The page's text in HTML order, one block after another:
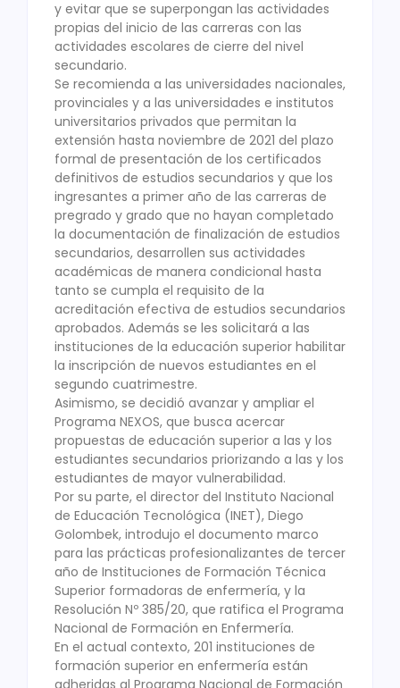
y evitar que se superpongan las actividades
propias del inicio de las carreras con las
actividades escolares de cierre del nivel
secundario.
Se recomienda a las universidades nacionales,
provinciales y a las universidades e institutos
universitarios privados que permitan la
extensión hasta noviembre de 2021 del plazo
formal de presentación de los certificados
definitivos de estudios secundarios y que los
ingresantes a primer año de las carreras de
pregrado y grado que no hayan completado
la documentación de finalización de estudios
secundarios, desarrollen sus actividades
académicas de manera condicional hasta
tanto se cumpla el requisito de la
acreditación efectiva de estudios secundarios
aprobados. Además se les solicitará a las
instituciones de la educación superior habilitar
la inscripción de nuevos estudiantes en el
segundo cuatrimestre.
Asimismo, se decidió avanzar y ampliar el
Programa NEXOS, que busca acercar
propuestas de educación superior a las y los
estudiantes secundarios priorizando a las y los
estudiantes de mayor vulnerabilidad.
Por su parte, el director del Instituto Nacional
de Educación Tecnológica (INET), Diego
Golombek, introdujo el documento marco
para las prácticas profesionalizantes de tercer
año de Instituciones de Formación Técnica
Superior formadoras de enfermería, y la
Resolución Nº 385/20, que ratifica el Programa
Nacional de Formación en Enfermería.
En el actual contexto, 201 instituciones de
formación superior en enfermería están
adheridas al Programa Nacional de Formación